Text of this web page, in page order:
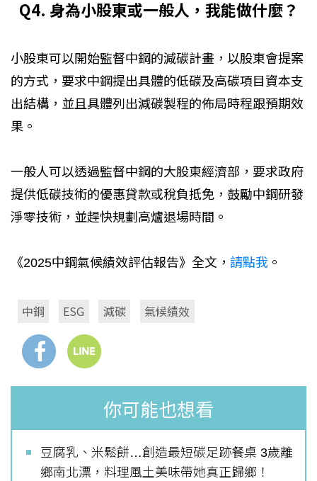
Q4. 身為小股東或一般人，我能做什麼？
小股東可以開始監督中鋼的減碳計畫，以股東會提案
的方式，要求中鋼提出具體的低碳及高碳項目資本支
出結構，並且具體列出減碳製程的佈局時程跟預期效
果。
一般人可以透過監督中鋼的大股東經濟部，要求政府
提供低碳技術的優惠貸款或稅負抵免，鼓勵中鋼研發
淨零技術，並趕快規劃高爐退場時間。
《2025中鋼氣候績效評估報告》全文， 請點我 。
中鋼 ESG 減碳 氣候績效
你可能也想看
豆腐乳、米鬆餅…創造最短碳足跡餐桌 3歲離
鄉南北漂，料理風土美味帶她真正歸鄉！